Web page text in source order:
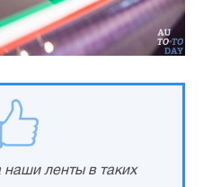
ленты в таких